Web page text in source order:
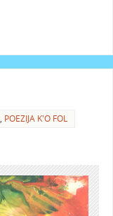
, POEZIJA K'O FOL